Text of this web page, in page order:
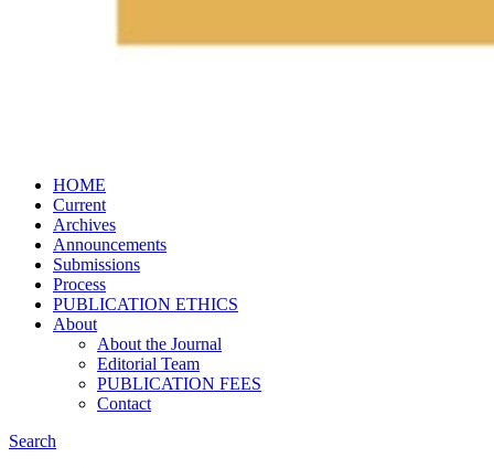
HOME
Current
Archives
Announcements
Submissions
Process
PUBLICATION​ ETHICS
About
About the Journal
Editorial Team
PUBLICATION FEES
Contact
Search